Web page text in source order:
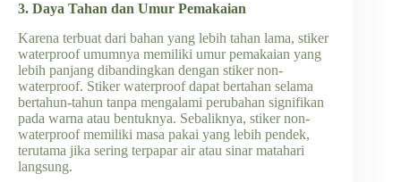
3. Daya Tahan dan Umur Pemakaian
Karena terbuat dari bahan yang lebih tahan lama, stiker
waterproof umumnya memiliki umur pemakaian yang
lebih panjang dibandingkan dengan stiker non-
waterproof. Stiker waterproof dapat bertahan selama
bertahun-tahun tanpa mengalami perubahan signifikan
pada warna atau bentuknya. Sebaliknya, stiker non-
waterproof memiliki masa pakai yang lebih pendek,
terutama jika sering terpapar air atau sinar matahari
langsung.